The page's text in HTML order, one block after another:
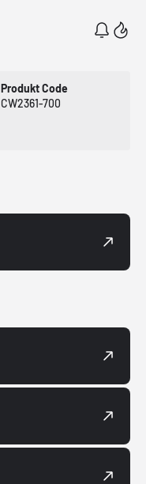
Produkt Code
CW2361-700